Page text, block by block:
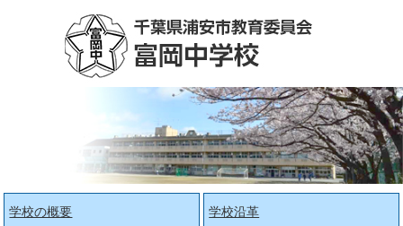
学校の概要 学校沿革